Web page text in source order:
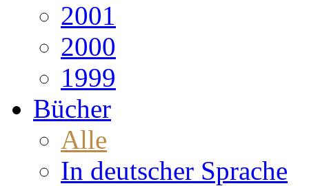
2001
2000
1999
Bücher
Alle
In deutscher Sprache